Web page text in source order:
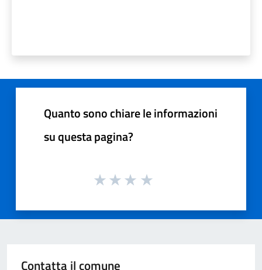
Quanto sono chiare le informazioni
su questa pagina?
Contatta il comune